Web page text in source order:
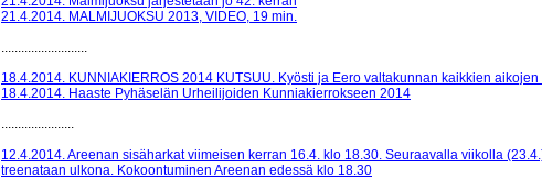
21.4.2014. MALMIJUOKSU 2013, VIDEO, 19 min.
..........................
18.4.2014. KUNNIAKIERROS 2014 KUTSUU. Kyösti ja Eero valtakunnan kaikkien
18.4.2014. Haaste Pyhäselän Urheilijoiden Kunniakierrokseen 2014
......................
12.4.2014. Areenan sisäharkat viimeisen kerran 16.4. klo 18.30. Seuraavalla viikolla
treenataan ulkona. Kokoontuminen Areenan edessä klo 18.30